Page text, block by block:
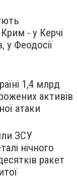
- у Керчі
у Феодосії
1,4 млрд
активів
атаки
ЗСУ
нічного
ракет